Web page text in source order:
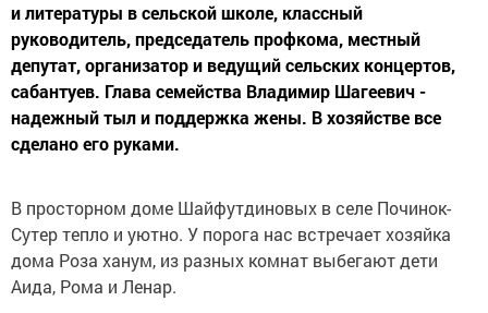
и литературы в сельской школе, классный
руководитель, председатель профкома, местный
депутат, организатор и ведущий сельских концертов,
сабантуев. Глава семейства Владимир Шагеевич -
надежный тыл и поддержка жены. В хозяйстве все
сделано его руками.
В просторном доме Шайфутдиновых в селе Починок-
Сутер тепло и уютно. У порога нас встречает хозяйка
дома Роза ханум, из разных комнат выбегают дети
Аида, Рома и Ленар.